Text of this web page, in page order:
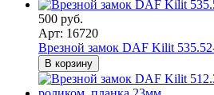
500 руб.
Арт: 16720
Врезной замок DAF Kilit
В корзину